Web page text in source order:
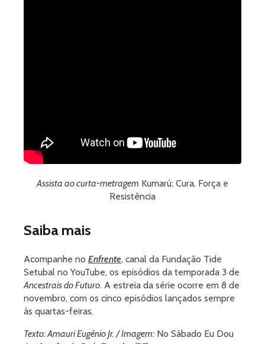
Assista ao curta-metragem Kumarú: Cura, Força e
Resistência
Saiba mais
Acompanhe no Enfrente, canal da Fundação Tide
Setubal no YouTube, os episódios da temporada 3 de
Ancestrais do Futuro. A estreia da série ocorre em 8 de
novembro, com os cinco episódios lançados sempre
às quartas-feiras.
Texto: Amauri Eugênio Jr. / Imagem: No Sábado Eu Dou